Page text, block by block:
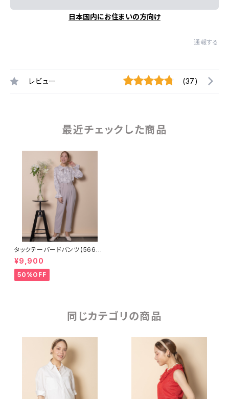
日本国内にお住まいの方向け
通報する
レビュー (37)
最近チェックした商品
タックテーパードパンツ【56670
03】SET可
¥9,900
50%OFF
同じカテゴリの商品